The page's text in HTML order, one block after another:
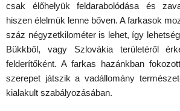
csak élőhelyük feldarabolódása és
hiszen élelmük lenne bőven. A farkasok
száz négyzetkilométer is lehet, így
Bükkből, vagy Szlovákia területéről
felderítőként. A farkas hazánkban
szerepet játszik a vadállomány
kialakult szabályozásában.